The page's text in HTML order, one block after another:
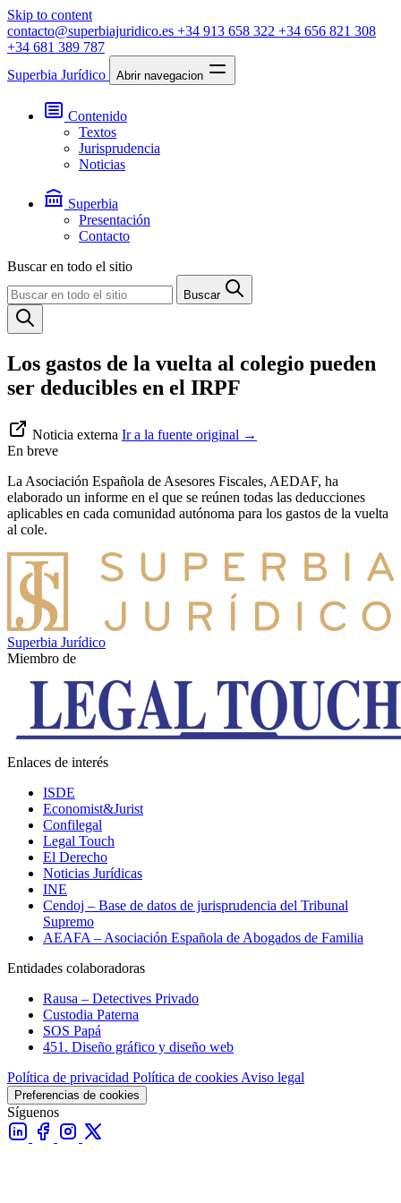
Skip to content
contacto@superbiajuridico.es +34 913 658 322 +34 656 821 308
+34 681 389 787
Superbia Jurídico
Abrir navegacion
Contenido
Textos
Jurisprudencia
Noticias
Superbia
Presentación
Contacto
Buscar en todo el sitio
Buscar
Los gastos de la vuelta al colegio pueden
ser deducibles en el IRPF
Noticia externa Ir a la fuente original →
En breve
La Asociación Española de Asesores Fiscales, AEDAF, ha
elaborado un informe en el que se reúnen todas las deducciones
aplicables en cada comunidad autónoma para los gastos de la vuelta
al cole.
Superbia Jurídico
Miembro de
Enlaces de interés
ISDE
Economist&Jurist
Confilegal
Legal Touch
El Derecho
Noticias Jurídicas
INE
Cendoj – Base de datos de jurisprudencia del Tribunal
Supremo
AEAFA – Asociación Española de Abogados de Familia
Entidades colaboradoras
Rausa – Detectives Privado
Custodia Paterna
SOS Papá
451. Diseño gráfico y diseño web
Política de privacidad Política de cookies Aviso legal
Preferencias de cookies
Síguenos